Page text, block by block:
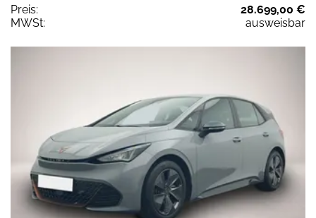
Preis:
28.699,00 €
MWSt:
ausweisbar